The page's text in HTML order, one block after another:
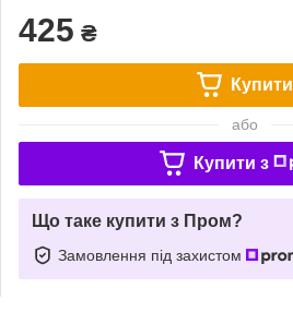
425 ₴
Купити
або
Купити з
Що таке купити з Пром?
Замовлення під захистом